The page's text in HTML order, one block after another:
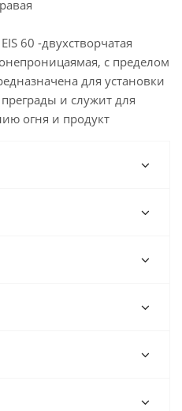
60 -двухстворчатая
с пределом
для установки
и служит для
огня и продукт